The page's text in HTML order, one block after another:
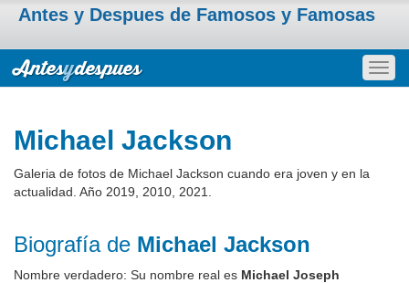
Antes y Despues de Famosos y Famosas
Michael Jackson
Galeria de fotos de Michael Jackson cuando era joven y en la
actualidad. Año 2019, 2010, 2021.
Biografía de Michael Jackson
Nombre verdadero: Su nombre real es Michael Joseph